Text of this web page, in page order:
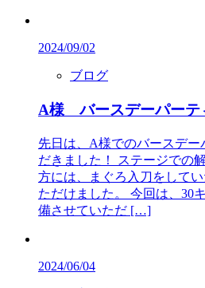
2024/09/02
ブログ
A様 バースデーパーテ
先日は、A様でのバースデー
だきました！ ステージでの
方には、まぐろ入刀をして
ただけました。 今回は、30
備させていただ […]
2024/06/04